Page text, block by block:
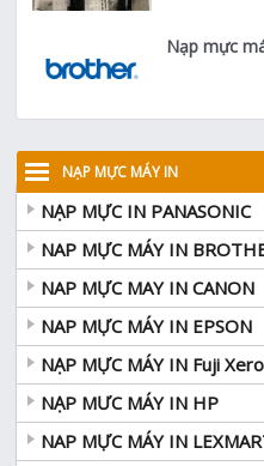
Nạp mực
NẠP MỰC MÁY IN
NẠP MỰC IN PANASONIC
NAP MỰC MÁY IN
NAP MỰC MAY IN CANON
NAP MỰC MÁY IN EPSON
NẠP MỰC MÁY IN Fuji
NẠP MƯC MÁY IN HP
NAP MỰC MÁY IN